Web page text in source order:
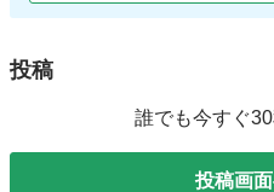
投稿
誰でも今すぐ
投稿画